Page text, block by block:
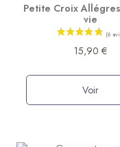
Petite Croix
vie
15,90 €
Voir